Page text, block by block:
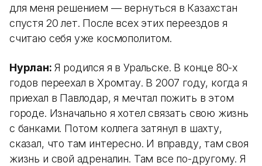
для меня решением — вернуться в Казахстан
спустя 20 лет. После всех этих переездов я
считаю себя уже космополитом.
Нурлан: Я родился я в Уральске. В конце 80-х
годов переехал в Хромтау. В 2007 году, когда я
приехал в Павлодар, я мечтал пожить в этом
городе. Изначально я хотел связать свою жизнь
с банками. Потом коллега затянул в шахту,
сказал, что там интересно. И вправду, там своя
жизнь и свой адреналин. Там все по-другому. Я